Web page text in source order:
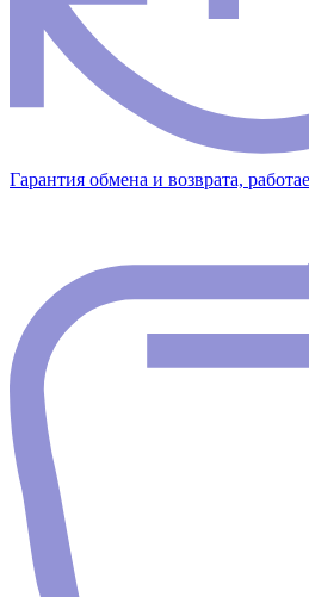
Гарантия обмена и возврата,